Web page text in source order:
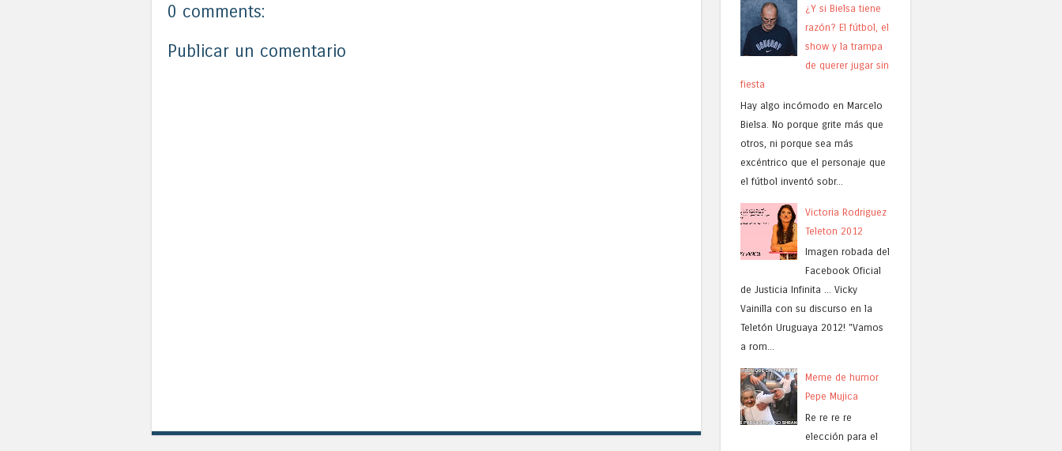
0 comments:
Publicar un comentario
¿Y si Bielsa tiene
razón? El fútbol, el
show y la trampa
de querer jugar sin
fiesta
Hay algo incómodo en Marcelo
Bielsa. No porque grite más que
otros, ni porque sea más
excéntrico que el personaje que
el fútbol inventó sobr...
Victoria Rodriguez
Teleton 2012
Imagen robada del
Facebook Oficial
de Justicia Infinita ... Vicky
Vainilla con su discurso en la
Teletón Uruguaya 2012! "Vamos
a rom...
Meme de humor
Pepe Mujica
Re re re re
elección para el